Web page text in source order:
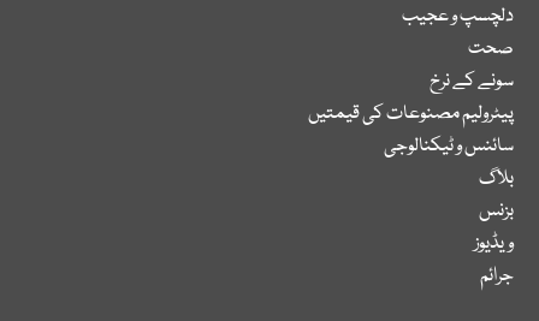
دلچسپ و عجیب
صحت
سونے کے نرخ
پیٹرولیم مصنوعات کی قیمتیں
سائنس و ٹیکنالوجی
بلاگ
بزنس
ویڈیوز
جرائم